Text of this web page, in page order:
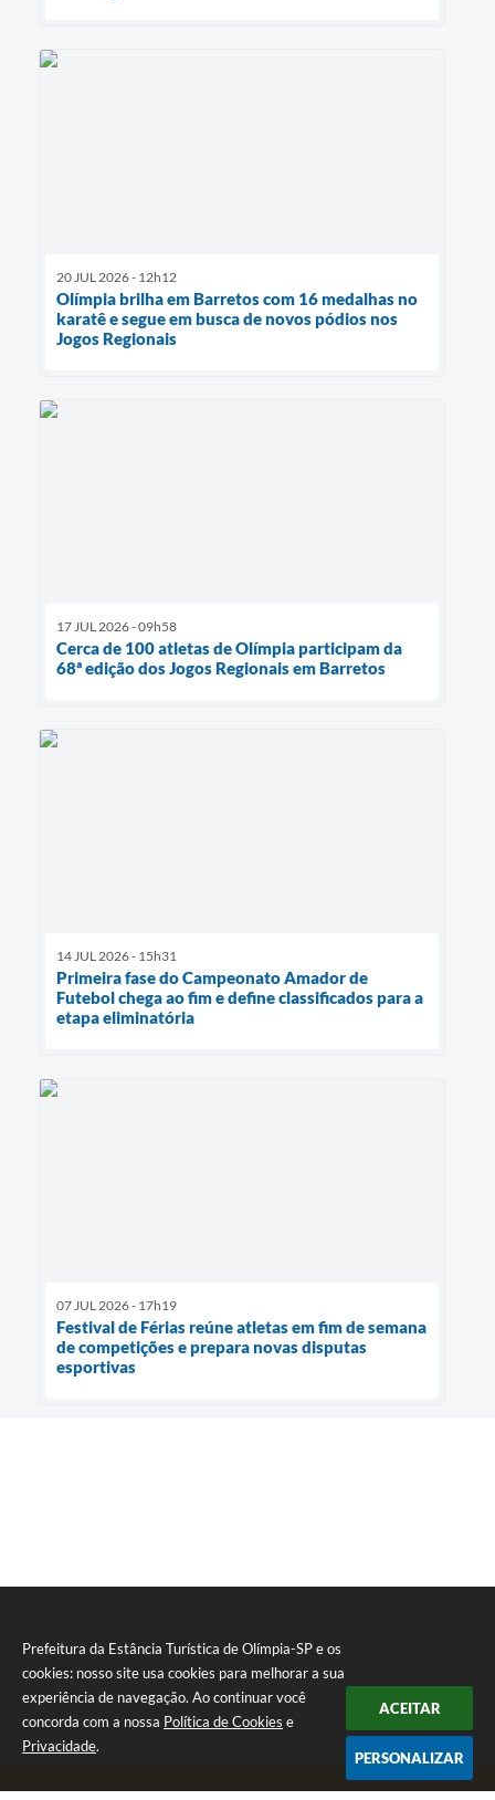
Prefeitura da Estância Turística de Olímpia-SP e os
cookies: nosso site usa cookies para melhorar a sua
experiência de navegação. Ao continuar você
concorda com a nossa Política de Cookies e
Privacidade.
ACEITAR
PERSONALIZAR
20 JUL 2026 - 12h12
Olímpia brilha em Barretos com 16 medalhas no
karatê e segue em busca de novos pódios nos
Jogos Regionais
17 JUL 2026 - 09h58
Cerca de 100 atletas de Olímpia participam da
68ª edição dos Jogos Regionais em Barretos
14 JUL 2026 - 15h31
Primeira fase do Campeonato Amador de
Futebol chega ao fim e define classificados para a
etapa eliminatória
07 JUL 2026 - 17h19
Festival de Férias reúne atletas em fim de semana
de competições e prepara novas disputas
esportivas